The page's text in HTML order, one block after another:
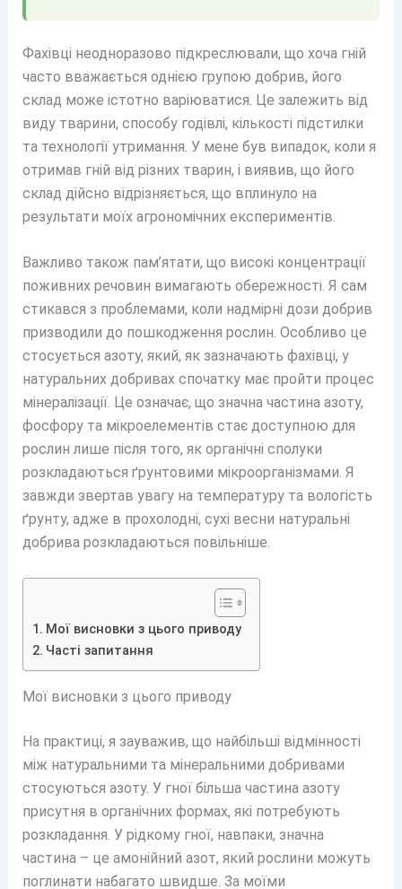
Фахівці неодноразово підкреслювали, що хоча гній
часто вважається однією групою добрив, його
склад може істотно варіюватися. Це залежить від
виду тварини, способу годівлі, кількості підстилки
та технології утримання. У мене був випадок, коли я
отримав гній від різних тварин, і виявив, що його
склад дійсно відрізняється, що вплинуло на
результати моїх агрономічних експериментів.
Важливо також пам’ятати, що високі концентрації
поживних речовин вимагають обережності. Я сам
стикався з проблемами, коли надмірні дози добрив
призводили до пошкодження рослин. Особливо це
стосується азоту, який, як зазначають фахівці, у
натуральних добривах спочатку має пройти процес
мінералізації. Це означає, що значна частина азоту,
фосфору та мікроелементів стає доступною для
рослин лише після того, як органічні сполуки
розкладаються ґрунтовими мікроорганізмами. Я
завжди звертав увагу на температуру та вологість
ґрунту, адже в прохолодні, сухі весни натуральні
добрива розкладаються повільніше.
Мої висновки з цього приводу
Часті запитання
Мої висновки з цього приводу
На практиці, я зауважив, що найбільші відмінності
між натуральними та мінеральними добривами
стосуються азоту. У гної більша частина азоту
присутня в органічних формах, які потребують
розкладання. У рідкому гної, навпаки, значна
частина – це амонійний азот, який рослини можуть
поглинати набагато швидше. За моїми